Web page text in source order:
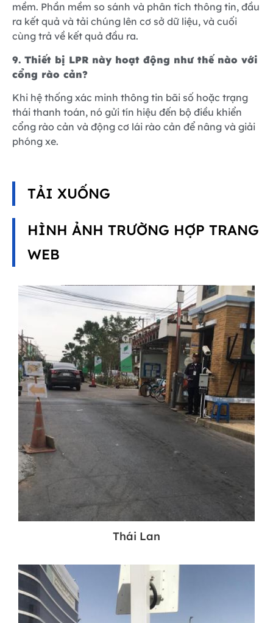
mềm. Phần mềm so sánh và phân tích thông tin, đầu
ra kết quả và tải chúng lên cơ sở dữ liệu, và cuối
cùng trả về kết quả đầu ra.
9. Thiết bị LPR này hoạt động như thế nào với
cổng rào cản?
Khi hệ thống xác minh thông tin bãi số hoặc trạng
thái thanh toán, nó gửi tín hiệu đến bộ điều khiển
cổng rào cản và động cơ lái rào cản để nâng và giải
phóng xe.
TẢI XUỐNG
HÌNH ẢNH TRƯỜNG HỢP TRANG
WEB
Thái Lan